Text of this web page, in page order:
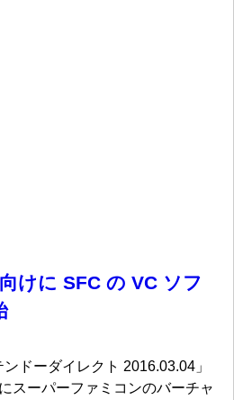
けに SFC の VC ソフ
ドーダイレクト 2016.03.04」
スーパーファミコンのバーチャ